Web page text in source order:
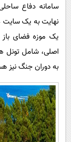
سامانه دفاع
نهایت به یک سایت
یک موزه فضای
اصلی، شامل تونل
به دوران جنگ نیز